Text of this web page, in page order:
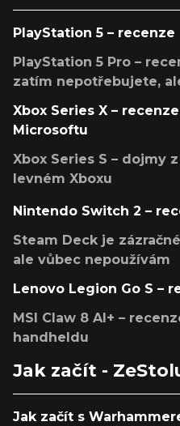
PlayStation 5 – recenze
PlayStation 5 Pro –
zatím nepotřebujete,
Xbox Series X –
Microsoftu
Xbox Series S – dojmy
levném Xboxu
Nintendo Switch 2 –
Steam Deck je
ale vůbec nepoužívám
Lenovo Legion Go S –
MSI Claw 8 AI+ –
handheldu
Jak začít -
Jak začít s